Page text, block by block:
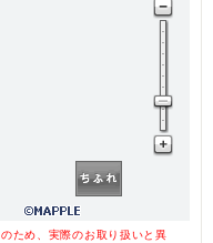
ため、実際のお取り扱いと異